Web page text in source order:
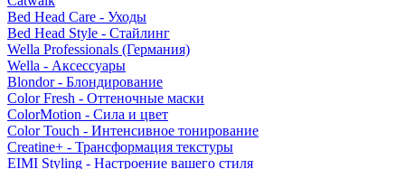
Bed Head Care - Уходы
Bed Head Style - Стайлинг
Wella Professionals (Германия)
Wella - Аксессуары
Blondor - Блондирование
Color Fresh - Оттеночные маски
ColorMotion - Сила и цвет
Color Touch - Интенсивное тонирование
Creatine+ - Трансформация текстуры
EIMI Styling - Настроение вашего стиля